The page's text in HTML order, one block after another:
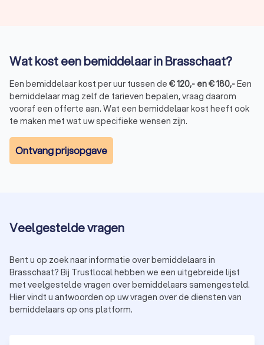
Wat kost een bemiddelaar in Brasschaat?
Een bemiddelaar kost per uur tussen de €120,- en€180,-Een
bemiddelaar mag zelf de tarieven bepalen, vraag daarom
vooraf een offerte aan. Wat een bemiddelaar kost heeft ook
te maken met wat uw specifieke wensen zijn.
Ontvang prijsopgave
Veelgestelde vragen
Bent u op zoek naar informatie over bemiddelaars in
Brasschaat? Bij Trustlocal hebben we een uitgebreide lijst
met veelgestelde vragen over bemiddelaars samengesteld.
Hier vindt u antwoorden op uw vragen over de diensten van
bemiddelaars op ons platform.